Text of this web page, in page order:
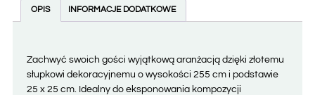
OPIS INFORMACJE DODATKOWE
Zachwyć swoich gości wyjątkową aranżacją dzięki złotemu
słupkowi dekoracyjnemu o wysokości 255 cm i podstawie
25 x 25 cm. Idealny do eksponowania kompozycji